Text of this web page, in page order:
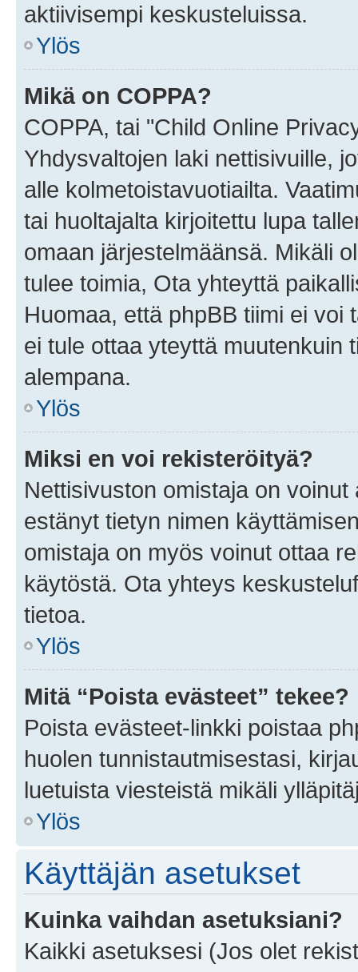
aktiivisempi keskusteluissa.
Ylös
Mikä on COPPA?
COPPA, tai "Child Online
Yhdysvaltojen laki nettisivuille,
alle kolmetoistavuotiailta.
tai huoltajalta kirjoitettu lupa
omaan järjestelmäänsä. Mikäli
tulee toimia, Ota yhteyttä
Huomaa, että phpBB tiimi ei
ei tule ottaa yteyttä muutenkuin
alempana.
Ylös
Miksi en voi rekisteröityä?
Nettisivuston omistaja on
estänyt tietyn nimen
omistaja on myös voinut ottaa
käytöstä. Ota yhteys
tietoa.
Ylös
Mitä “Poista evästeet” tekee?
Poista evästeet-linkki poistaa
huolen tunnistautmisestasi,
luetuista viesteistä mikäli
Ylös
Käyttäjän asetukset
Kuinka vaihdan asetuksiani?
Kaikki asetuksesi (Jos olet